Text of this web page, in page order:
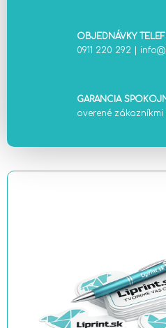
OBJEDNÁVKY
0911 220 292
GARANCIA
overené zákazníkmi